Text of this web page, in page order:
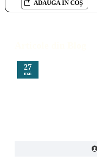
ADAUGĂ ÎN COȘ
27
mai